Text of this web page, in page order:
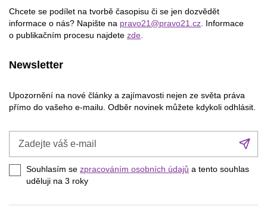
Chcete se podílet na tvorbě časopisu či se jen dozvědět
informace o nás? Napište na pravo21@pravo21.cz . Informace
o publikačním procesu najdete zde
Newsletter
Upozornění na nové články a zajímavosti nejen ze světa práva
přímo do vašeho e-mailu. Odběr novinek můžete kdykoli odhlásit.
e-
mail
Souhlasím se zpracováním osobních údajů a tento souhlas
uděluji na 3 roky